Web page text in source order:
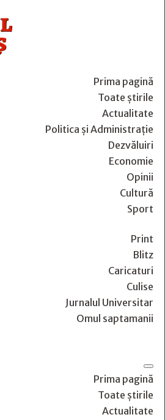
Prima pagină
Toate știrile
Actualitate
Politica și Administrație
Dezvăluiri
Economie
Opinii
Cultură
Sport
Print
Blitz
Caricaturi
Culise
Jurnalul Universitar
Omul saptamanii
Prima pagină
Toate știrile
Actualitate